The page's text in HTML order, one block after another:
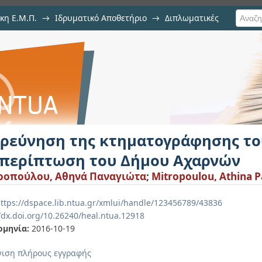
Ε.Μ.Π. → Ιδρυματικό Αποθετήριο → Διπλωματικές
του αγροτικού
της κτηματογράφησης
του Δήμου Αχαρνών
Αθηνά Παναγιώτα; Mitropoulou, Athina
dspace.lib.ntua.gr/xmlui/handle/123456789/43836
10.26240/heal.ntua.12918
2016-10-19
πλήρους εγγραφής